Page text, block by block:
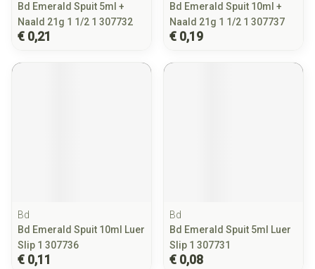
Bd Emerald Spuit 5ml +
Naald 21g 1 1/2 1 307732
€ 0,21
Bd Emerald Spuit 10ml +
Naald 21g 1 1/2 1 307737
€ 0,19
Bd
Bd Emerald Spuit 10ml Luer
Slip 1 307736
€ 0,11
Bd
Bd Emerald Spuit 5ml Luer
Slip 1 307731
€ 0,08